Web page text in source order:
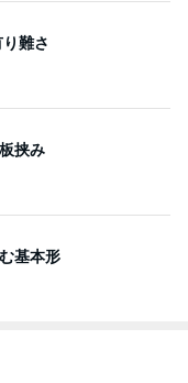
難さ
挟み
基本形